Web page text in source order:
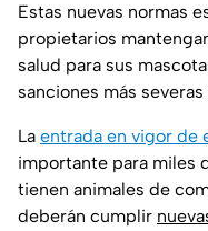
Estas nuevas normas
propietarios
salud para sus
sanciones más
La entrada en vigor de
importante para miles
tienen animales de
deberán cumplir